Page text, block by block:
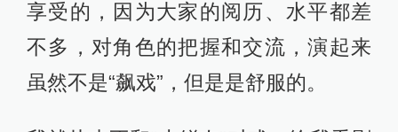
享受的，因为大家的阅历、水平都差
不多，对角色的把握和交流，演起来
虽然不是“飙戏”，但是是舒服的。